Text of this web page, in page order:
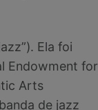
Ela foi
Endowment for
Arts
de jazz